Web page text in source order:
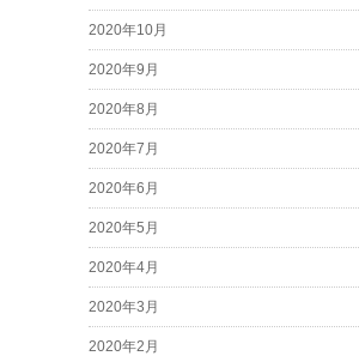
2020年10月
2020年9月
2020年8月
2020年7月
2020年6月
2020年5月
2020年4月
2020年3月
2020年2月